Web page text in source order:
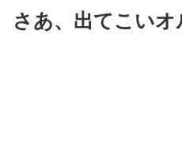
さあ、出てこいオ